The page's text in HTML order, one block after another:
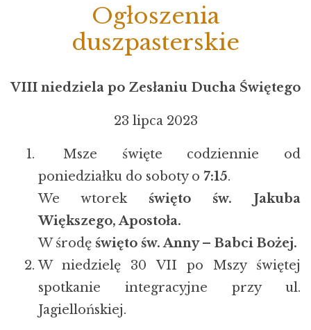
Ogłoszenia
duszpasterskie
VIII niedziela po Zesłaniu Ducha Świętego
23 lipca 2023
Msze święte codziennie od
poniedziałku do soboty o 7:15.
We wtorek święto św. Jakuba
Większego, Apostoła.
W środę święto św. Anny – Babci Bożej.
W niedzielę 30 VII po Mszy świętej
spotkanie integracyjne przy ul.
Jagiellońskiej.